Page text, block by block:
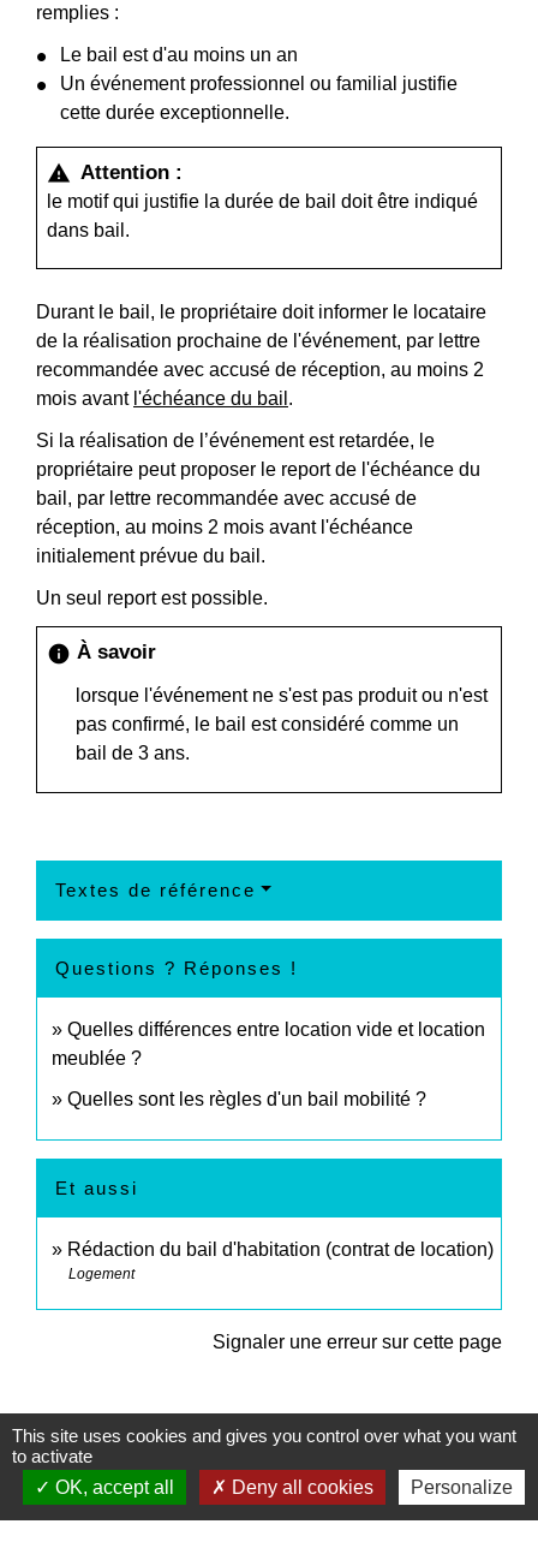
remplies :
Le bail est d'au moins un an
Un événement professionnel ou familial justifie
cette durée exceptionnelle.
warning Attention :
le motif qui justifie la durée de bail doit être indiqué
dans bail.
Durant le bail, le propriétaire doit informer le locataire
de la réalisation prochaine de l'événement, par lettre
recommandée avec accusé de réception, au moins 2
mois avant l'échéance du bail .
Si la réalisation de l’événement est retardée, le
propriétaire peut proposer le report de l'échéance du
bail, par lettre recommandée avec accusé de
réception, au moins 2 mois avant l'échéance
initialement prévue du bail.
Un seul report est possible.
info À savoir
lorsque l'événement ne s'est pas produit ou n'est
pas confirmé, le bail est considéré comme un
bail de 3 ans.
Textes de référence
Questions ? Réponses !
Quelles différences entre location vide et location
meublée ?
Quelles sont les règles d'un bail mobilité ?
Et aussi
Rédaction du bail d'habitation (contrat de location)
Logement
Signaler une erreur sur cette page
Contacts
This site uses cookies and gives you control over what you want
to activate
OK, accept all
Deny all cookies Personalize